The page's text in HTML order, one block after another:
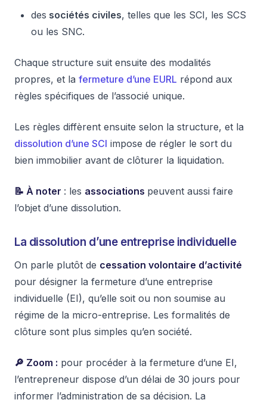
des sociétés civiles, telles que les SCI, les SCS
ou les SNC.
Chaque structure suit ensuite des modalités
propres, et la fermeture d’une EURL répond aux
règles spécifiques de l’associé unique.
Les règles diffèrent ensuite selon la structure, et la
dissolution d’une SCI impose de régler le sort du
bien immobilier avant de clôturer la liquidation.
📝 À noter : les associations peuvent aussi faire
l’objet d’une dissolution.
La dissolution d’une entreprise individuelle
On parle plutôt de cessation volontaire d’activité
pour désigner la fermeture d’une entreprise
individuelle (EI), qu’elle soit ou non soumise au
régime de la micro-entreprise. Les formalités de
clôture sont plus simples qu’en société.
🔎 Zoom : pour procéder à la fermeture d’une EI,
l’entrepreneur dispose d’un délai de 30 jours pour
informer l’administration de sa décision. La